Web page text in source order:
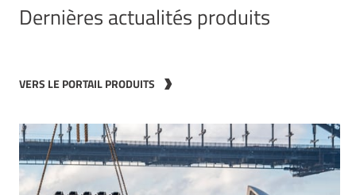
Dernières actualités produits
VERS LE PORTAIL PRODUITS